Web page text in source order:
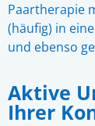
Paartherapie
(häufig) in
und ebenso
Aktive
Ihrer